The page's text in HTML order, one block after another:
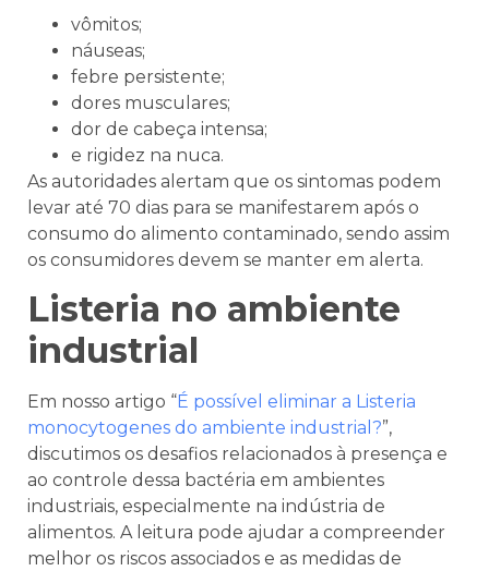
vômitos;
náuseas;
febre persistente;
dores musculares;
dor de cabeça intensa;
e rigidez na nuca.
As autoridades alertam que os sintomas podem
levar até 70 dias para se manifestarem após o
consumo do alimento contaminado, sendo assim
os consumidores devem se manter em alerta.
Listeria no ambiente
industrial
Em nosso artigo “É possível eliminar a Listeria
monocytogenes do ambiente industrial?”,
discutimos os desafios relacionados à presença e
ao controle dessa bactéria em ambientes
industriais, especialmente na indústria de
alimentos. A leitura pode ajudar a compreender
melhor os riscos associados e as medidas de